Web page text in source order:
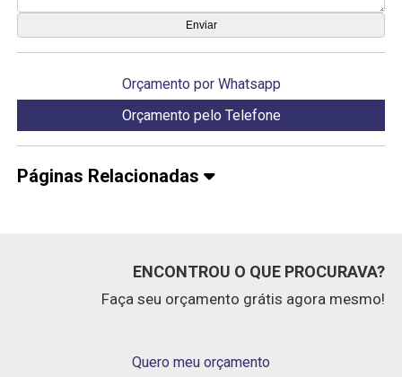
Orçamento por Whatsapp
Orçamento pelo Telefone
Páginas Relacionadas
ENCONTROU O QUE PROCURAVA?
Faça seu orçamento grátis agora mesmo!
Quero meu orçamento